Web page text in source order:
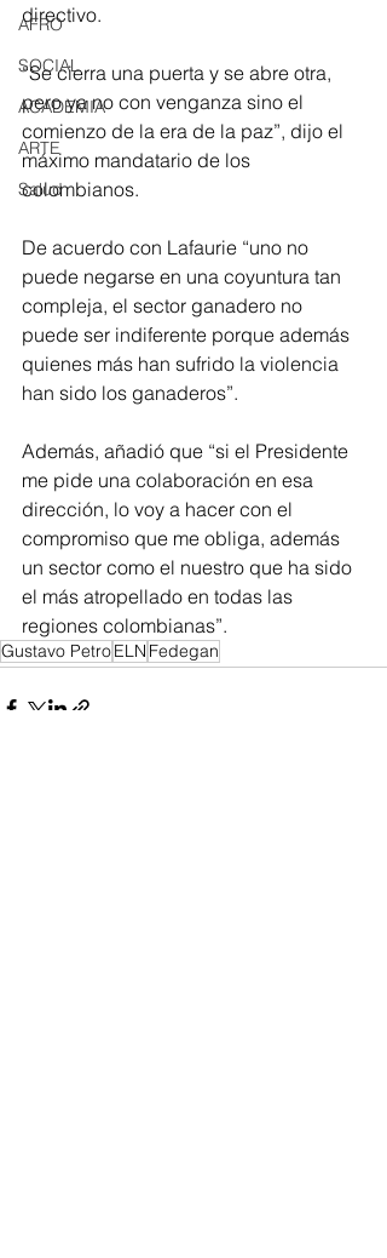
AFRO
SOCIAL
ACADEMIA
ARTE
Salud
directivo.
“Se cierra una puerta y se abre otra,
pero ya no con venganza sino el
comienzo de la era de la paz”, dijo el
máximo mandatario de los
colombianos.
De acuerdo con Lafaurie “uno no
puede negarse en una coyuntura tan
compleja, el sector ganadero no
puede ser indiferente porque además
quienes más han sufrido la violencia
han sido los ganaderos”.
Además, añadió que “si el Presidente
me pide una colaboración en esa
dirección, lo voy a hacer con el
compromiso que me obliga, además
un sector como el nuestro que ha sido
el más atropellado en todas las
regiones colombianas”.
Gustavo PetroELN Fedegan